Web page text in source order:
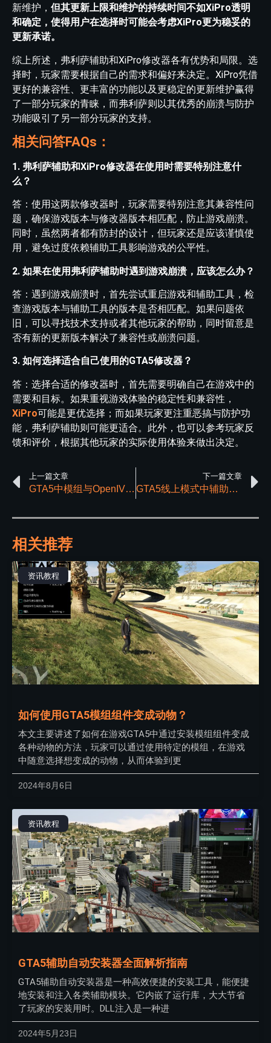
新维护， 但其更新上限和维护的持续时间不如XiPro透明
和确定，使得用户在选择时可能会考虑XiPro更为稳妥的
更新承诺。
综上所述，弗利萨辅助和XiPro修改器各有优势和局限。选
择时，玩家需要根据自己的需求和偏好来决定。XiPro凭借
更好的兼容性、更丰富的功能以及更稳定的更新维护赢得
了一部分玩家的青睐，而弗利萨则以其优秀的崩溃与防护
功能吸引了另一部分玩家的支持。
相关问答FAQs：
1. 弗利萨辅助和XiPro修改器在使用时需要特别注意什
么？
答：使用这两款修改器时，玩家需要特别注意其兼容性问
题，确保游戏版本与修改器版本相匹配，防止游戏崩溃。
同时，虽然两者都有防封的设计，但玩家还是应该谨慎使
用，避免过度依赖辅助工具影响游戏的公平性。
2. 如果在使用弗利萨辅助时遇到游戏崩溃，应该怎么办？
答：遇到游戏崩溃时，首先尝试重启游戏和辅助工具，检
查游戏版本与辅助工具的版本是否相匹配。如果问题依
旧，可以寻找技术支持或者其他玩家的帮助，同时留意是
否有新的更新版本解决了兼容性或崩溃问题。
3. 如何选择适合自己使用的GTA5修改器？
答：选择合适的修改器时，首先需要明确自己在游戏中的
需要和目标。如果重视游戏体验的稳定性和兼容性，
XiPro可能是更优选择；而如果玩家更注重恶搞与防护功
能，弗利萨辅助则可能更适合。此外，也可以参考玩家反
馈和评价，根据其他玩家的实际使用体验来做出决定。
上一篇文章
GTA5中模组与OpenIV有哪些关系
下一篇文章
GTA5线上模式中辅助工具的普及率为何逐渐提高
相关推荐
资讯教程
如何使用GTA5模组组件变成动物？
本文主要讲述了如何在游戏GTA5中通过安装模组组件变成
各种动物的方法，玩家可以通过使用特定的模组，在游戏
中随意选择想变成的动物，从而体验到更
2024年8月6日
资讯教程
GTA5辅助自动安装器全面解析指南
GTA5辅助自动安装器是一种高效便捷的安装工具，能便捷
地安装和注入各类辅助模块。它内嵌了运行库，大大节省
了玩家的安装用时。DLL注入是一种进
2024年5月23日